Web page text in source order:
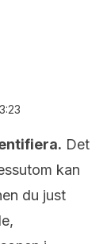
Det
kan
du just